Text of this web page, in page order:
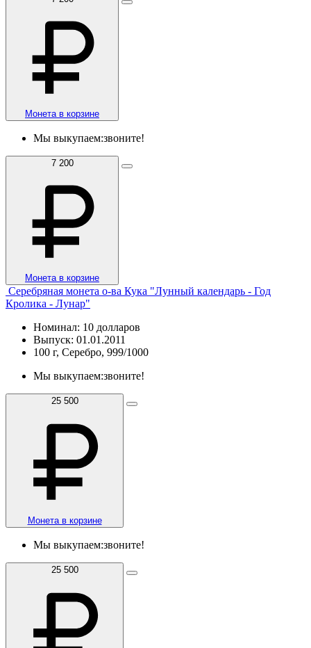
Монета в корзине
Мы выкупаем:звоните!
7 200
Монета в корзине
Серебряная монета о-ва Кука "Лунный календарь - Год
Кролика - Лунар"
Номинал: 10 долларов
Выпуск: 01.01.2011
100 г, Серебро, 999/1000
Мы выкупаем:звоните!
25 500
Монета в корзине
Мы выкупаем:звоните!
25 500